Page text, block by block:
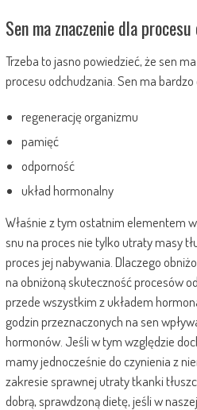
Sen ma znaczenie dla
Trzeba to jasno powiedzieć, że sen
procesu odchudzania. Sen ma bardzo
regenerację organizmu
pamięć
odporność
układ hormonalny
Właśnie z tym ostatnim elementem
snu na proces nie tylko utraty masy
proces jej nabywania. Dlaczego
na obniżoną skuteczność procesów
przede wszystkim z układem
godzin przeznaczonych na sen
hormonów. Jeśli w tym względzie
mamy jednocześnie do czynienia z
zakresie sprawnej utraty tkanki
dobrą, sprawdzoną dietę, jeśli w